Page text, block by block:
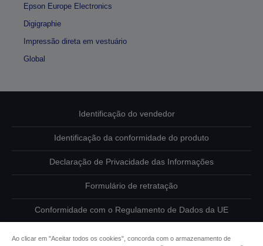
Epson Europe Electronics
Digigraphie
Impressão direta em vestuário
Global
Identificação do vendedor
Identificação da conformidade do produto
Declaração de Privacidade das Informações
Formulário de retratação
Conformidade com o Regulamento de Dados da UE
Ao clicar em "Aceitar todos os cookies", concorda com o armazenamento de